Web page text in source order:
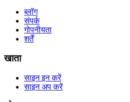
ब्लॉग
संपर्क
गोपनीयता
शर्तें
खाता
साइन इन करें
साइन अप करें